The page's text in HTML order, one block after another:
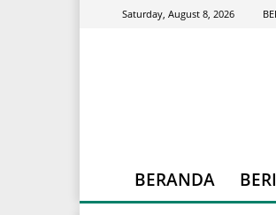
Saturday, August 8, 2026
BERANDA